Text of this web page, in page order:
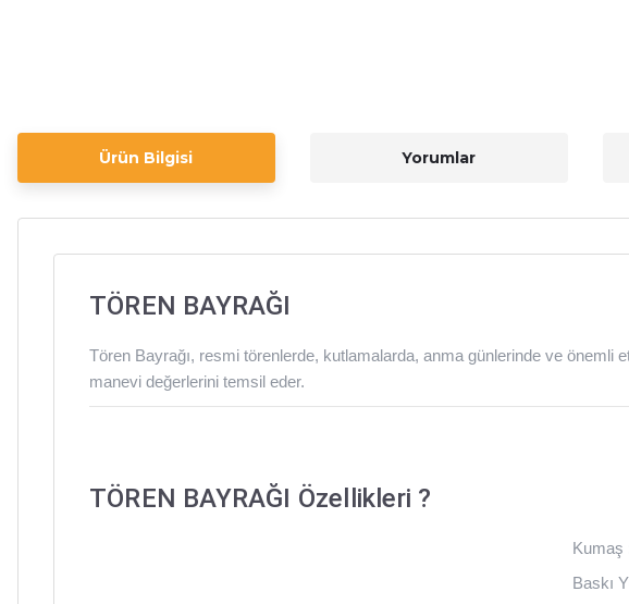
Ürün Bilgisi Yorumlar
TÖREN BAYRAĞI
Tören Bayrağı, resmi törenlerde, kutlamalarda, anma günlerinde ve
manevi değerlerini temsil eder.
TÖREN BAYRAĞI Özellikleri ?
Kumaş
Baskı